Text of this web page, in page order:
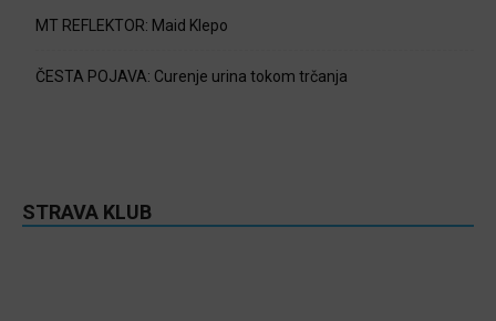
MT REFLEKTOR: Maid Klepo
ČESTA POJAVA: Curenje urina tokom trčanja
STRAVA KLUB